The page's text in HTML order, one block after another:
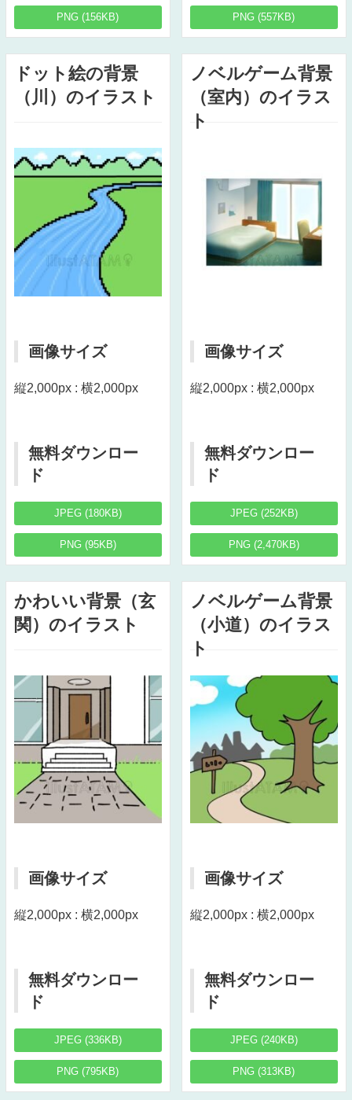
PNG (156KB) PNG (557KB)
ドット絵の背景
（川）のイラスト
画像サイズ
縦2,000px : 横2,000px
無料ダウンロー
ド
JPEG (180KB)
PNG (95KB)
ノベルゲーム背景
（室内）のイラス
ト
画像サイズ
縦2,000px : 横2,000px
無料ダウンロー
ド
JPEG (252KB)
PNG (2,470KB)
かわいい背景（玄
関）のイラスト
画像サイズ
縦2,000px : 横2,000px
無料ダウンロー
ド
JPEG (336KB)
PNG (795KB)
ノベルゲーム背景
（小道）のイラス
ト
画像サイズ
縦2,000px : 横2,000px
無料ダウンロー
ド
JPEG (240KB)
PNG (313KB)